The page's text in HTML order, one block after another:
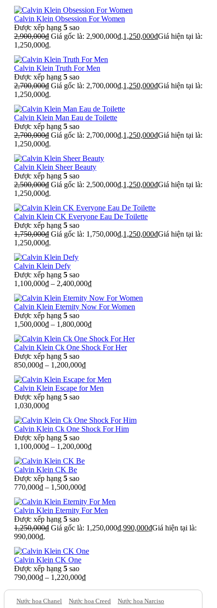
Calvin Klein Obsession For Women
Được xếp hạng 5 sao
2,900,000₫ Giá gốc là: 2,900,000₫.1,250,000₫Giá hiện tại là:
1,250,000₫.
Calvin Klein Truth For Men
Được xếp hạng 5 sao
2,700,000₫ Giá gốc là: 2,700,000₫.1,250,000₫Giá hiện tại là:
1,250,000₫.
Calvin Klein Man Eau de Toilette
Được xếp hạng 5 sao
2,700,000₫ Giá gốc là: 2,700,000₫.1,250,000₫Giá hiện tại là:
1,250,000₫.
Calvin Klein Sheer Beauty
Được xếp hạng 5 sao
2,500,000₫ Giá gốc là: 2,500,000₫.1,250,000₫Giá hiện tại là:
1,250,000₫.
Calvin Klein CK Everyone Eau De Toilette
Được xếp hạng 5 sao
1,750,000₫ Giá gốc là: 1,750,000₫.1,250,000₫Giá hiện tại là:
1,250,000₫.
Calvin Klein Defy
Được xếp hạng 5 sao
1,100,000₫ – 2,400,000₫
Calvin Klein Eternity Now For Women
Được xếp hạng 5 sao
1,500,000₫ – 1,800,000₫
Calvin Klein Ck One Shock For Her
Được xếp hạng 5 sao
850,000₫ – 1,200,000₫
Calvin Klein Escape for Men
Được xếp hạng 5 sao
1,030,000₫
Calvin Klein Ck One Shock For Him
Được xếp hạng 5 sao
1,100,000₫ – 1,200,000₫
Calvin Klein CK Be
Được xếp hạng 5 sao
770,000₫ – 1,500,000₫
Calvin Klein Eternity For Men
Được xếp hạng 5 sao
1,250,000₫ Giá gốc là: 1,250,000₫.990,000₫Giá hiện tại là:
990,000₫.
Calvin Klein CK One
Được xếp hạng 5 sao
790,000₫ – 1,220,000₫
Nước hoa Chanel Nước hoa Creed
Nước hoa Narciso